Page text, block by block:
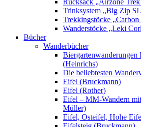
Rucksack „Airzone
Trinksystem „Big Zip
Trekkingstöcke
Wanderstöcke „Leki
Bücher
Wanderbücher
Biergartenwanderungen
(Heinrichs)
Die beliebtesten
Eifel (Bruckmann)
Eifel (Rother)
Eifel – MM-Wandern
Müller)
Eifel, Osteifel, Hohe